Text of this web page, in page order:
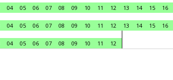
04 05 06 07 08 09 10 11 12 13 14 15 16
04 05 06 07 08 09 10 11 12 13 14 15 16
04 05 06 07 08 09 10 11 12